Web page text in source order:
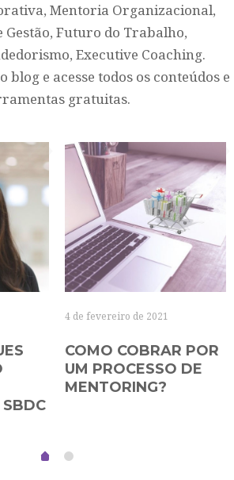
Mentoria Organizacional,
Gestão, Futuro do Trabalho,
Executive Coaching.
blog e acesse todos os conteúdos e
gratuitas.
SBDC
4 de fevereiro de 2021
COMO COBRAR POR
UM PROCESSO DE
MENTORING?